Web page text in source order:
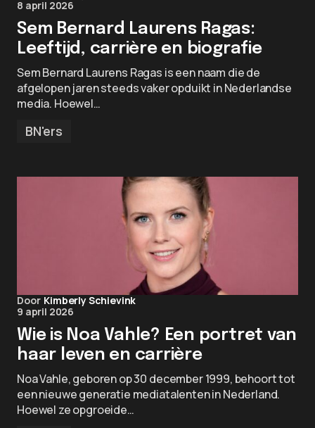
8 april 2026
Sem Bernard Laurens Ragas:
Leeftijd, carrière en biografie
Sem Bernard Laurens Ragas is een naam die de
afgelopen jaren steeds vaker opduikt in Nederlandse
media. Hoewel…
BN'ers
Door Kimberly Schievink
9 april 2026
Wie is Noa Vahle? Een portret van
haar leven en carrière
Noa Vahle, geboren op 30 december 1999, behoort tot
een nieuwe generatie mediatalenten in Nederland.
Hoewel ze opgroeide…